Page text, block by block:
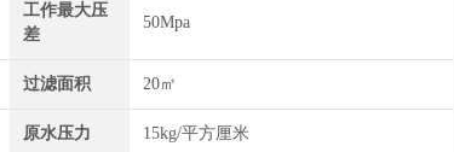
工作最大压
差
50Mpa
过滤面积 20㎡
原水压力 15kg/平方厘米